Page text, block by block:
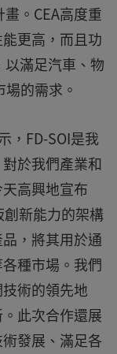
。CEA高度重
更高，而且功
以滿足汽車、物
的需求。
，FD-SOI是我
於我們產業和
高興地宣布
新能力的架構
，將其用於通
種市場。我們
術的領先地
此次合作還展
發展、滿足各